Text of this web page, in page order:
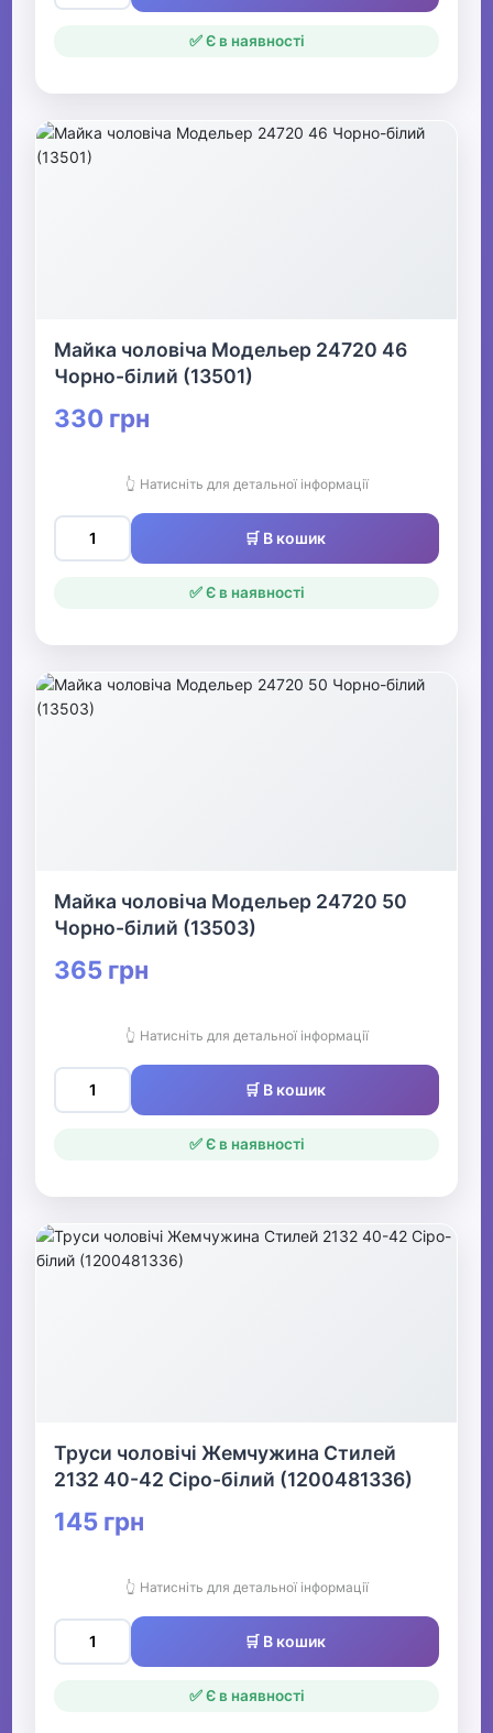
✅ Є в наявності
Майка чоловіча Модельер 24720 46
Чорно-білий (13501)
330 грн
👆 Натисніть для детальної інформації
🛒 В кошик
✅ Є в наявності
Майка чоловіча Модельер 24720 50
Чорно-білий (13503)
365 грн
👆 Натисніть для детальної інформації
🛒 В кошик
✅ Є в наявності
Труси чоловічі Жемчужина Стилей
2132 40-42 Сіро-білий (1200481336)
145 грн
👆 Натисніть для детальної інформації
🛒 В кошик
✅ Є в наявності